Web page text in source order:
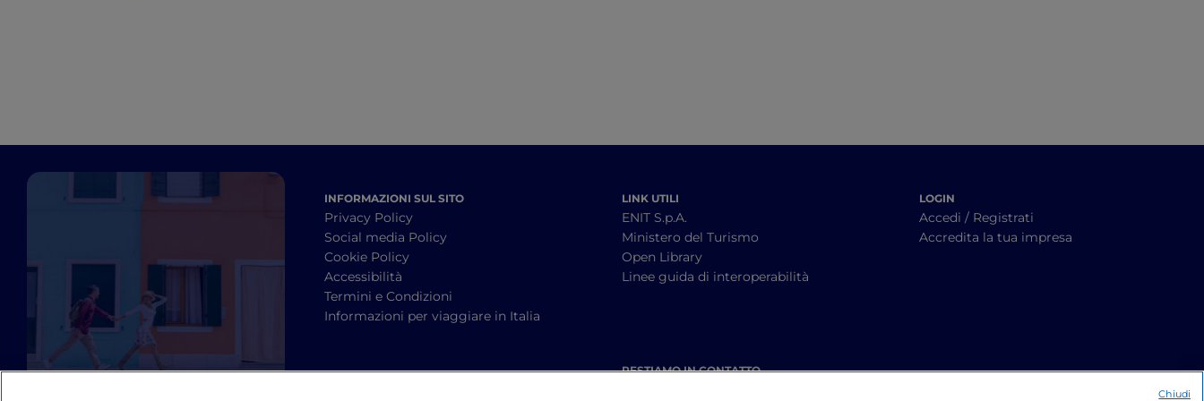
INFORMAZIONI SUL SITO
Privacy Policy
Social media Policy
Cookie Policy
Accessibilità
Termini e Condizioni
Informazioni per viaggiare in Italia
LINK UTILI
ENIT S.p.A.
Ministero del Turismo
Open Library
Linee guida di interoperabilità
RESTIAMO IN CONTATTO
LOGIN
Accedi / Registrati
Accredita la tua impresa
Chiudi